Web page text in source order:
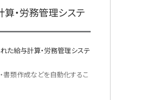
・労務管理システ
た給与計算・労務管理システ
書類作成などを自動化するこ